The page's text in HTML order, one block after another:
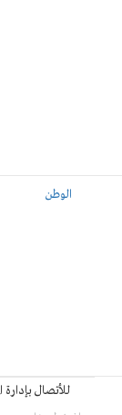
الوطن
للأتصال بإدارة